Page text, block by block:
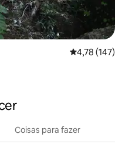
4,78 de uma
4,78 (147)
Coisas para fazer